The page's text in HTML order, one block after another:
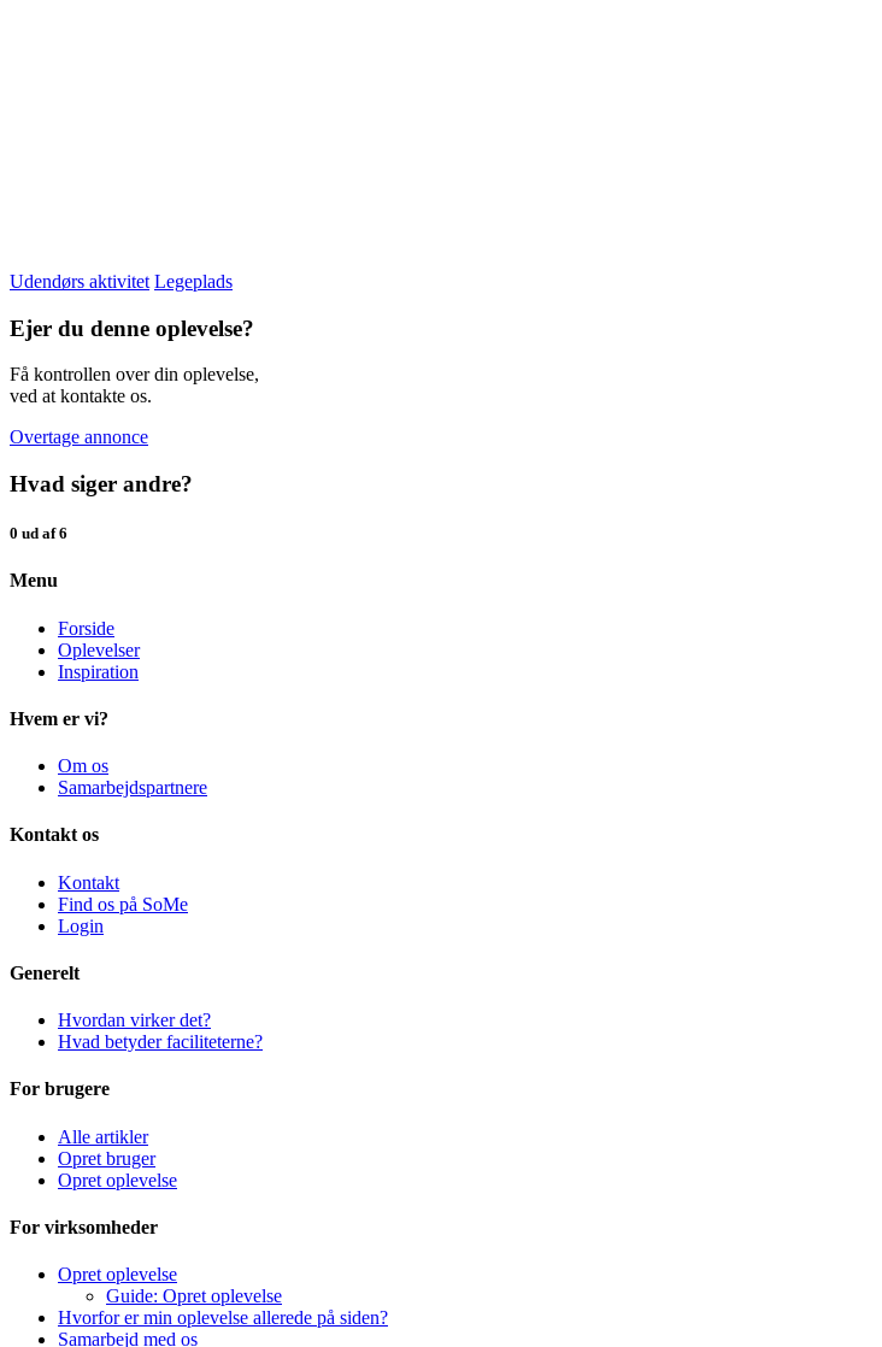
Udendørs aktivitet Legeplads
Ejer du denne oplevelse?
Få kontrollen over din oplevelse,
ved at kontakte os.
Overtage annonce
Hvad siger andre?
0 ud af 6
Menu
Forside
Oplevelser
Inspiration
Hvem er vi?
Om os
Samarbejdspartnere
Kontakt os
Kontakt
Find os på SoMe
Login
Generelt
Hvordan virker det?
Hvad betyder faciliteterne?
For brugere
Alle artikler
Opret bruger
Opret oplevelse
For virksomheder
Opret oplevelse
Guide: Opret oplevelse
Hvorfor er min oplevelse allerede på siden?
Samarbejd med os